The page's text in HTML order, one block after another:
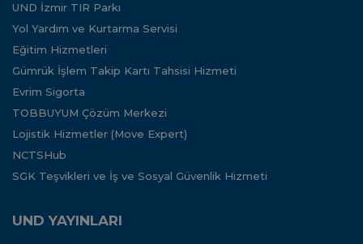
UND İzmir TIR Parkı
Yol Yardım ve Kurtarma Servisi
Eğitim Hizmetleri
Gümrük İşlem Takip Kartı Tahsisi Hizmeti
Evrim Sigorta
TOBBUYUM Çözüm Merkezi
Lojistik Hizmetler (Move Expert)
NCTSHub
SGK Teşvikleri ve İş ve Sosyal Güvenlik Hizmeti
UND YAYINLARI